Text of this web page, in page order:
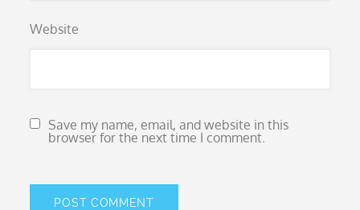
Website
Save my name, email, and website in this
browser for the next time I comment.